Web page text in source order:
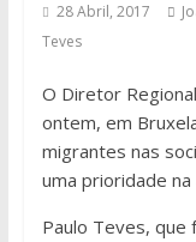
28 Abril, 2017
Teves
O Diretor
ontem, em
migrantes nas
uma prioridade
Paulo Teves, que